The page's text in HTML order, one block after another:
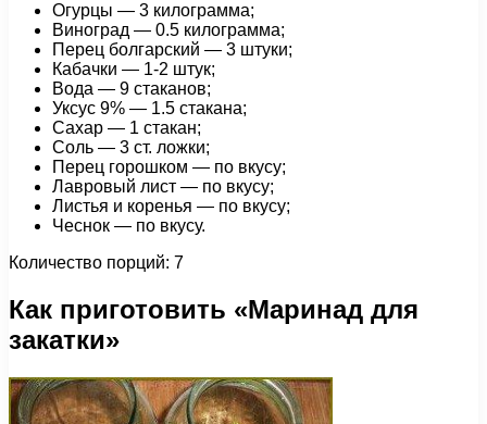
Огурцы — 3 килограмма;
Виноград — 0.5 килограмма;
Перец болгарский — 3 штуки;
Кабачки — 1-2 штук;
Вода — 9 стаканов;
Уксус 9% — 1.5 стакана;
Сахар — 1 стакан;
Соль — 3 ст. ложки;
Перец горошком — по вкусу;
Лавровый лист — по вкусу;
Листья и коренья — по вкусу;
Чеснок — по вкусу.
Количество порций: 7
Как приготовить «Маринад для
закатки»